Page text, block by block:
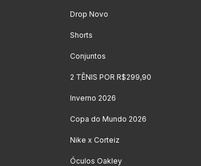
Drop Novo
Shorts
Conjuntos
2 TÊNIS POR R$299,90
Inverno 2026
Copa do Mundo 2026
Nike x Corteiz
Óculos Oakley